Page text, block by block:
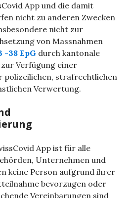
App und die damit
nicht zu anderen Zwecken
nicht zur
von Massnahmen
38 EpG durch kantonale
Verfügung einer
polizeilichen, strafrechtlichen
Verwertung.
App ist für alle
Unternehmen und
keine Person aufgrund ihrer
bevorzugen oder
Vereinbarungen sind